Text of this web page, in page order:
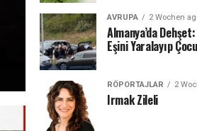
İSVİÇRE – Aargau Kantonu’nda
vatandaşı bir erkek, yetişkin
fotoğraflarını çektiği...
AVRUPA 2 Wochen
Almanya’da Dehşet:
Eşini Yaralayıp
RÖPORTAJLAR 2
Irmak Zileli